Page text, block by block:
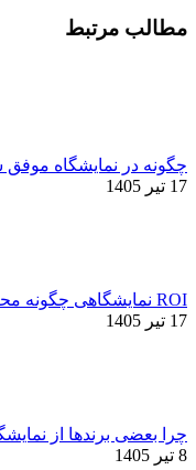
مطالب مرتبط
چگونه در نمایشگاه
17 تیر 1405
ROI نمایشگاهی چگونه محاسبه می‌شود
17 تیر 1405
چرا بعضی برندها از
8 تیر 1405